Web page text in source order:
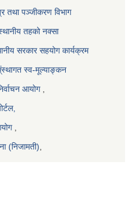
तथा पञ्जीकरण विभाग
तहको नक्सा
सरकार सहयोग कार्यक्रम
स्व-मूल्याङ्कन
आयोग,
,
(निजामती)